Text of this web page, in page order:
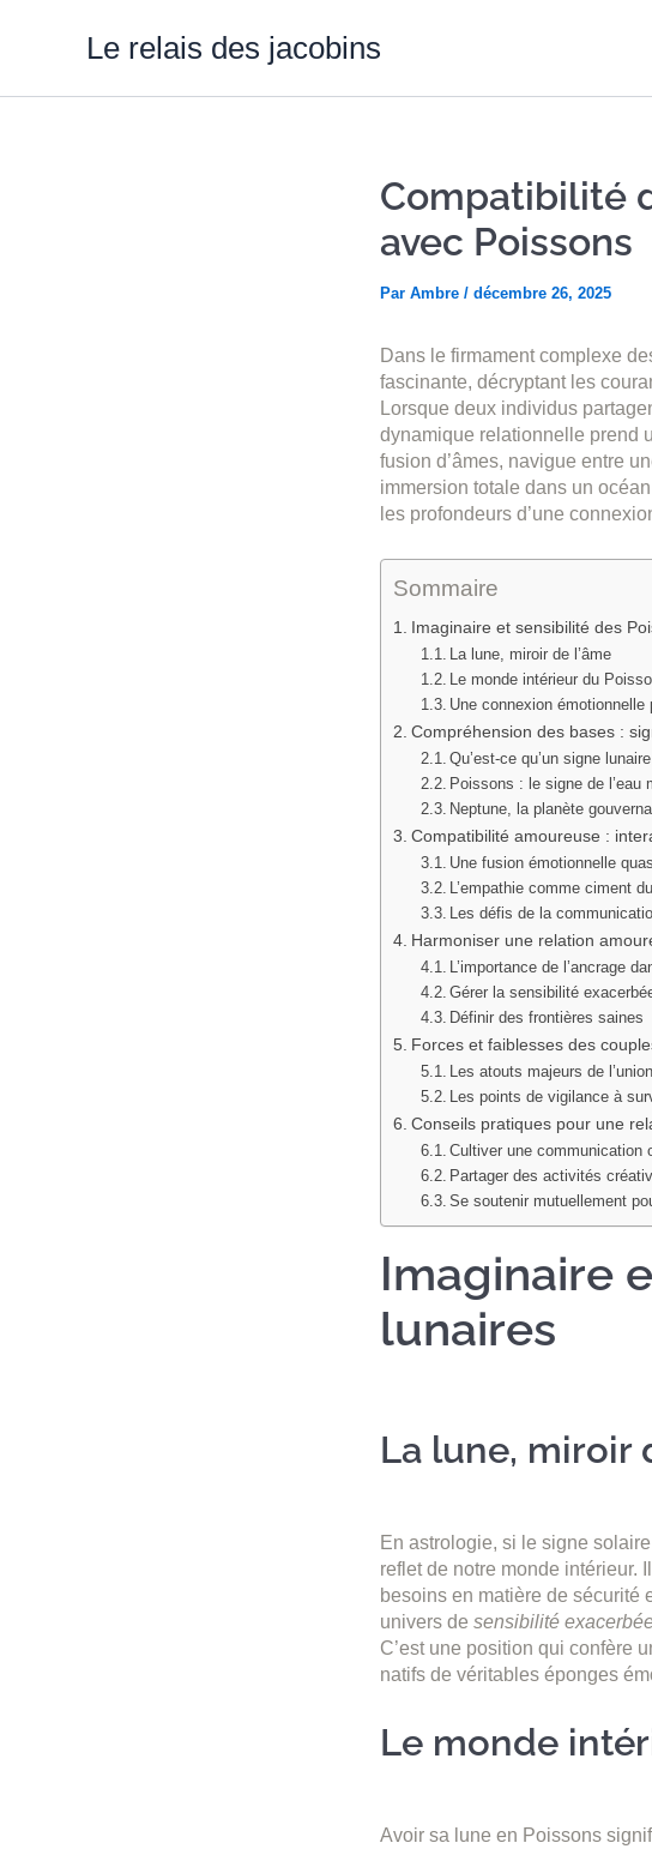
Le relais des jacobins
Compatibilité
avec Poissons
Par Ambre / décembre 26, 2025
Dans le firmament complexe
fascinante, décryptant les
Lorsque deux individus
dynamique relationnelle prend
fusion d’âmes, navigue entre
immersion totale dans un
les profondeurs d’une
Sommaire
Imaginaire et sensibilité des
La lune, miroir de l’âme
Le monde intérieur du
Une connexion émotionnelle
Compréhension des bases :
Qu’est-ce qu’un signe
Poissons : le signe de l’eau
Neptune, la planète
Compatibilité amoureuse :
Une fusion émotionnelle
L’empathie comme ciment
Les défis de la
Harmoniser une relation
L’importance de l’ancrage
Gérer la sensibilité
Définir des frontières saines
Forces et faiblesses des
Les atouts majeurs de l’union
Les points de vigilance à
Conseils pratiques pour une
Cultiver une communication
Partager des activités
Se soutenir mutuellement
Imaginaire
lunaires
La lune, miroir
En astrologie, si le signe
reflet de notre monde intérieur.
besoins en matière de sécurité
univers de sensibilité
C’est une position qui confère
natifs de véritables éponges
Le monde
Avoir sa lune en Poissons